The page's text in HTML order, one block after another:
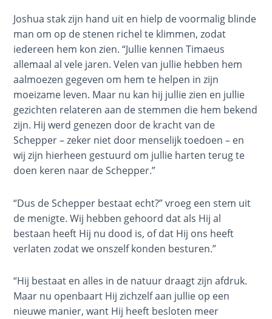
Lessons
From
Church
History
Volume
2
The
Kingdom
of God
The Debt
Note in
Prophecy
The
for the
Birthright
Joshua stak zijn hand uit en hielp de voormalig blinde
man om op de stenen richel te klimmen, zodat
iedereen hem kon zien. “Jullie kennen Timaeus
allemaal al vele jaren. Velen van jullie hebben hem
aalmoezen gegeven om hem te helpen in zijn
moeizame leven. Maar nu kan hij jullie zien en jullie
gezichten relateren aan de stemmen die hem bekend
zijn. Hij werd genezen door de kracht van de
Schepper – zeker niet door menselijk toedoen – en
wij zijn hierheen gestuurd om jullie harten terug te
doen keren naar de Schepper.”
“Dus de Schepper bestaat echt?” vroeg een stem uit
de menigte. Wij hebben gehoord dat als Hij al
bestaan heeft Hij nu dood is, of dat Hij ons heeft
verlaten zodat we onszelf konden besturen.”
“Hij bestaat en alles in de natuur draagt zijn afdruk.
Maar nu openbaart Hij zichzelf aan jullie op een
nieuwe manier, want Hij heeft besloten meer